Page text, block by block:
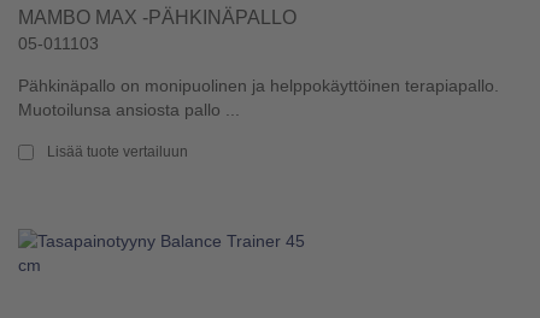
MAMBO MAX -PÄHKINÄPALLO
05-011103
Pähkinäpallo on monipuolinen ja helppokäyttöinen terapiapallo.
Muotoilunsa ansiosta pallo ...
Lisää tuote vertailuun